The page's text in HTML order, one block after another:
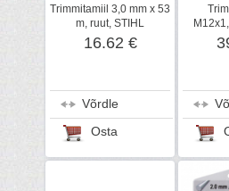
Trimmitamiil 3,0 mm x 53
m, ruut, STIHL
16.62 €
Võrdle
Osta